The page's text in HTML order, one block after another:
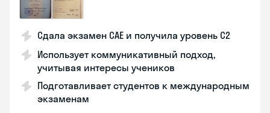
Сдала экзамен CAE и получила уровень С2
Использует коммуникативный подход,
учитывая интересы учеников
Подготавливает студентов к международным
экзаменам